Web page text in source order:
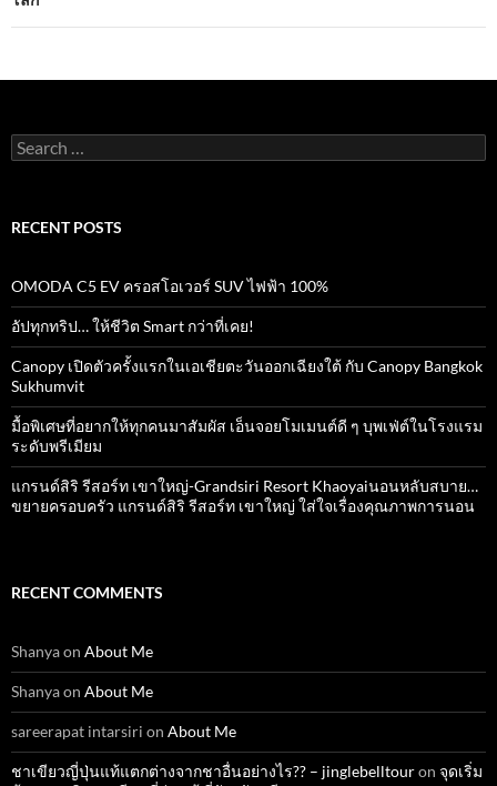
Search
for:
RECENT POSTS
OMODA C5 EV ครอสโอเวอร์ SUV ไฟฟ้า 100%
อัปทุกทริป… ให้ชีวิต Smart กว่าที่เคย!
Canopy เปิดตัวครั้งแรกในเอเชียตะวันออกเฉียงใต้ กับ Canopy Bangkok
Sukhumvit
มื้อพิเศษที่อยากให้ทุกคนมาสัมผัส เอ็นจอยโมเมนต์ดี ๆ บุพเฟ่ต์ในโรงแรม
ระดับพรีเมียม
แกรนด์สิริ​ รีสอร์ท​ เขาใหญ่​-Grandsiri​ Resort​ Khaoyaiนอนหลับสบาย…
ขยายครอบครัว แกรนด์สิริ รีสอร์ท เขาใหญ่ ใส่ใจเรื่องคุณภาพการนอน
RECENT COMMENTS
Shanyaon About Me
Shanyaon About Me
sareerapat intarsiri on About Me
ชาเขียวญี่ปุ่นแท้แตกต่างจากชาอื่นอย่างไร?? – jinglebelltouron จุดเริ่ม